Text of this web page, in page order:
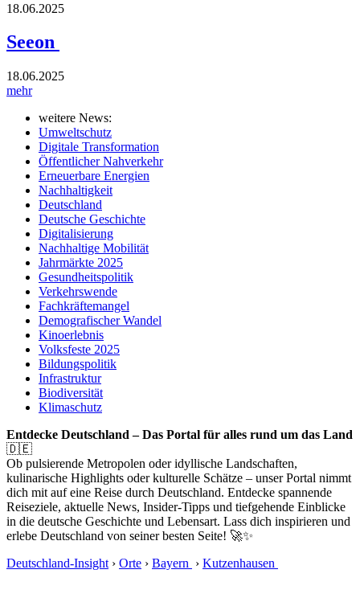
18.06.2025
Seeon
18.06.2025
mehr
weitere News:
Umweltschutz
Digitale Transformation
Öffentlicher Nahverkehr
Erneuerbare Energien
Nachhaltigkeit
Deutschland
Deutsche Geschichte
Digitalisierung
Nachhaltige Mobilität
Jahrmärkte 2025
Gesundheitspolitik
Verkehrswende
Fachkräftemangel
Demografischer Wandel
Kinoerlebnis
Volksfeste 2025
Bildungspolitik
Infrastruktur
Biodiversität
Klimaschutz
Entdecke Deutschland – Das Portal für alles rund um das Land
🇩🇪
Ob pulsierende Metropolen oder idyllische Landschaften,
kulinarische Highlights oder kulturelle Schätze – unser Portal nimmt
dich mit auf eine Reise durch Deutschland. Entdecke spannende
Reiseziele, aktuelle News, Insider-Tipps und tiefgehende Einblicke
in die deutsche Geschichte und Lebensart. Lass dich inspirieren und
erlebe Deutschland von seiner besten Seite! 🚀✨
Deutschland-Insight › Orte › Bayern › Kutzenhausen